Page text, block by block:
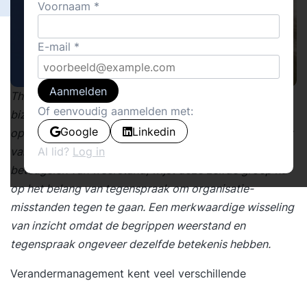
Thema’s in de managementliteratuur maken soms
bizarre wendingen. Is er net een hele ‘beroepsgroep’
opgetuigd die het topic verandermanagement koestert
vanuit een psychologisch perspectief gericht op het
beteugelen van weerstand, wijst deze zelfde groep nu
op het belang van tegenspraak om organisatie-
misstanden tegen te gaan. Een merkwaardige wisseling
van inzicht omdat de begrippen weerstand en
tegenspraak ongeveer dezelfde betekenis hebben.
Verandermanagement kent veel verschillende
Voornaam
E-mail
Aanmelden
Of eenvoudig aanmelden met:
Google
Linkedin
Al lid? Log in